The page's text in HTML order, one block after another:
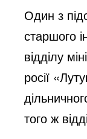
Один з
старшого
відділу
росії
того ж